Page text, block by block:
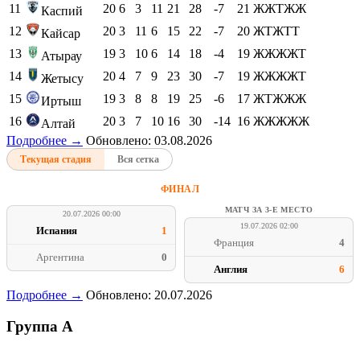
11
Каспий 20 6 3 11 21 28 -7 21 ЖЖТЖЖ
12
Кайсар 20 3 11 6 15 22 -7 20 ЖТЖТТ
13
Атырау 19 3 10 6 14 18 -4 19 ЖЖЖЖТ
14
Жетысу 20 4 7 9 23 30 -7 19 ЖЖЖЖТ
15
Иртыш 19 3 8 8 19 25 -6 17 ЖТЖЖЖ
16
Алтай 20 3 7 10 16 30 -14 16 ЖЖЖЖЖ
Подробнее → Обновлено: 03.08.2026
Текущая стадия Вся сетка
ФИНАЛ
20.07.2026 00:00
Испания 1
Аргентина 0
МАТЧ ЗА 3-Е МЕСТО
19.07.2026 02:00
Франция 4
Англия 6
Подробнее → Обновлено: 20.07.2026
Группа A